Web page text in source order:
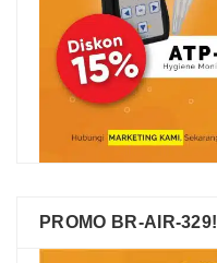
PROMO BR-AIR-329!